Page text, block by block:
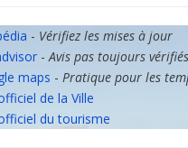
- Vérifiez les mises à jour
- Avis pas toujours vérifiés
maps - Pratique pour les
de la Ville
du tourisme